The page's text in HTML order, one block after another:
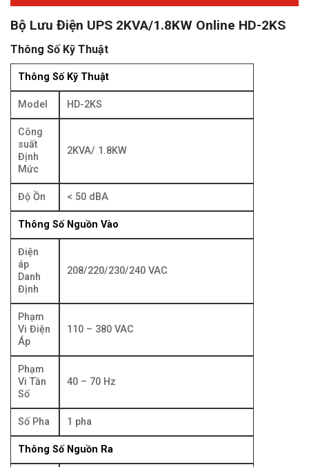
Bộ Lưu Điện UPS 2KVA/1.8KW Online HD-2KS
Thông Số Kỹ Thuật
Thông Số Kỹ Thuật
Model HD-2KS
Công
suất
Định
Mức
2KVA/ 1.8KW
Độ Ồn < 50 dBA
Thông Số Nguồn Vào
Điện
áp
Danh
Định
208/220/230/240 VAC
Phạm
Vi Điện
Áp
110 – 380 VAC
Phạm
Vi Tần
Số
40 – 70 Hz
Số Pha 1 pha
Thông Số Nguồn Ra